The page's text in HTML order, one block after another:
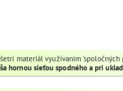
materiál využívaním 'spoločných
hornou sieťou spodného a pri